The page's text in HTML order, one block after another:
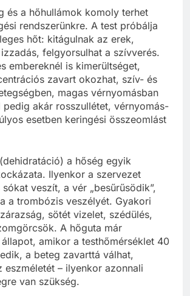
és a hőhullámok komoly terhet
rendszerünkre. A test próbálja
hőt: kitágulnak az erek,
felgyorsulhat a szívverés.
embereknél is kimerültséget,
zavart okozhat, szív- és
magas vérnyomásban
pedig akár rosszullétet, vérnyomás-
esetben keringési összeomlást
a hőség egyik
Ilyenkor a szervezet
veszít, a vér „besűrűsödik”,
a trombózis veszélyét. Gyakori
sötét vizelet, szédülés,
A hőguta már
amikor a testhőmérséklet 40
a beteg zavarttá válhat,
eszméletét – ilyenkor azonnali
van szükség.